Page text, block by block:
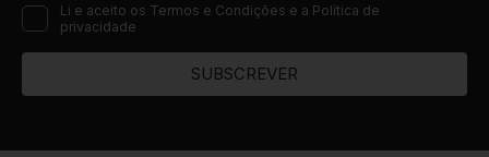
Li e aceito os Termos e Condições e a Política de
privacidade
SUBSCREVER